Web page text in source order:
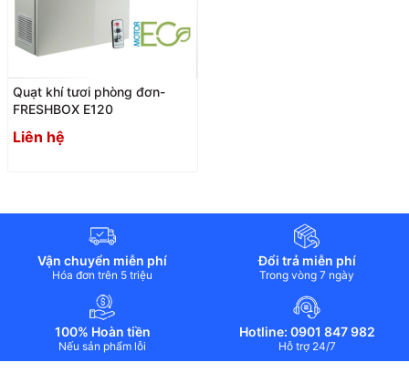
Quạt khí tươi phòng đơn-
FRESHBOX E120
Liên hệ
Vận chuyển miễn phí
Hóa đơn trên 5 triệu
Đổi trả miễn phí
Trong vòng 7 ngày
100% Hoàn tiền
Nếu sản phẩm lỗi
Hotline: 0901 847 982
Hỗ trợ 24/7